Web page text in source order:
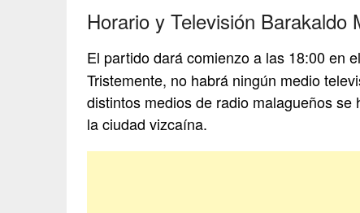
Horario y Televisión Barakaldo
El partido dará comienzo a las 18:00 en el
Tristemente, no habrá ningún medio
distintos medios de radio malagueños
la ciudad vizcaína.